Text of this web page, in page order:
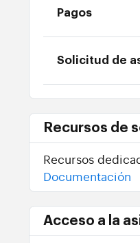
Pagos
Solicitud de
Recursos de
Recursos
Documentación
Acceso a la